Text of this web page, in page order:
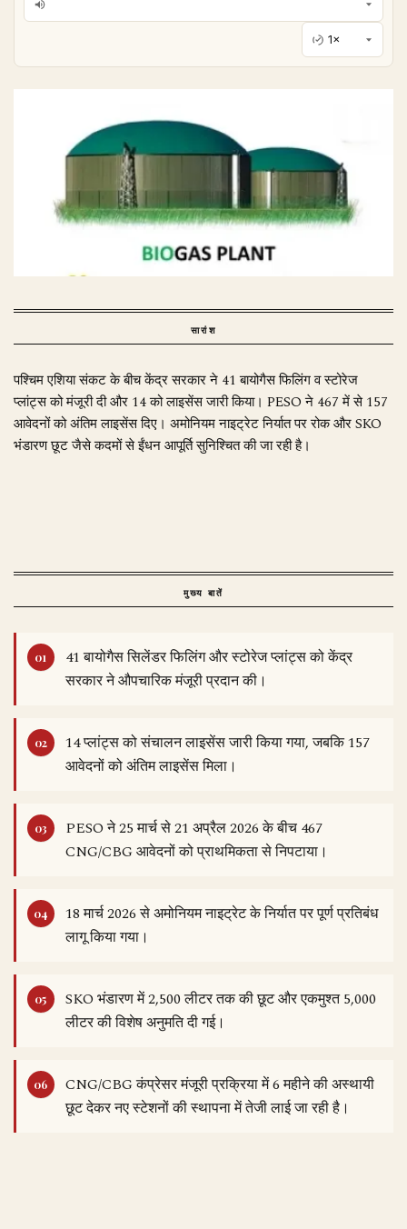
सारांश
पश्चिम एशिया संकट के बीच केंद्र सरकार ने 41 बायोगैस फिलिंग व स्टोरेज
प्लांट्स को मंजूरी दी और 14 को लाइसेंस जारी किया। PESO ने 467 में से 157
आवेदनों को अंतिम लाइसेंस दिए। अमोनियम नाइट्रेट निर्यात पर रोक और SKO
भंडारण छूट जैसे कदमों से ईंधन आपूर्ति सुनिश्चित की जा रही है।
मुख्य बातें
41 बायोगैस सिलेंडर फिलिंग और स्टोरेज प्लांट्स को केंद्र
सरकार ने औपचारिक मंजूरी प्रदान की।
14 प्लांट्स को संचालन लाइसेंस जारी किया गया, जबकि 157
आवेदनों को अंतिम लाइसेंस मिला।
PESO ने 25 मार्च से 21 अप्रैल 2026 के बीच 467
CNG/CBG आवेदनों को प्राथमिकता से निपटाया।
18 मार्च 2026 से अमोनियम नाइट्रेट के निर्यात पर पूर्ण प्रतिबंध
लागू किया गया।
SKO भंडारण में 2,500 लीटर तक की छूट और एकमुश्त 5,000
लीटर की विशेष अनुमति दी गई।
CNG/CBG कंप्रेसर मंजूरी प्रक्रिया में 6 महीने की अस्थायी
छूट देकर नए स्टेशनों की स्थापना में तेजी लाई जा रही है।